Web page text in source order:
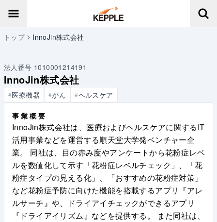
トップ InnoJin株式会社
法人番号 1010001214191
InnoJin株式会社
#医療機器 #がん #ヘルスケア
事業概要
InnoJin株式会社は、医療およびヘルスケアに関するIT
活用事業などを運営する順天堂大学発ベンチャー企
業。 同社は、目の赤み度やアンケートから花粉症レベ
ルを数値化して示す「花粉症レベルチェック」、「花
粉症タイプの見える化」、「おすすめの花粉症対策」
など花粉症予防に向けた機能を搭載するアプリ『アレ
ルサーチ』や、ドライアイチェックができるアプリ
『ドライアイリズム』などを提供する。 また同社は、